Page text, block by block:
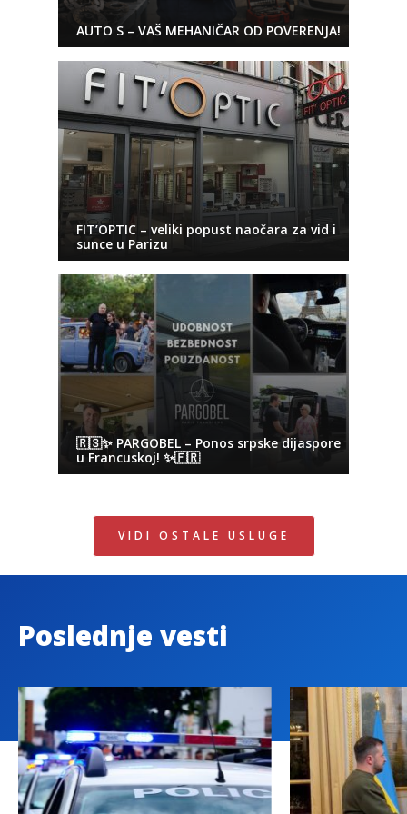
AUTO S – VAŠ MEHANIČAR OD POVERENJA!
FIT’OPTIC – veliki popust naočara za vid i
sunce u Parizu
🇷🇸✨ PARGOBEL – Ponos srpske dijaspore
u Francuskoj! ✨🇫🇷
VIDI OSTALE USLUGE
Poslednje vesti